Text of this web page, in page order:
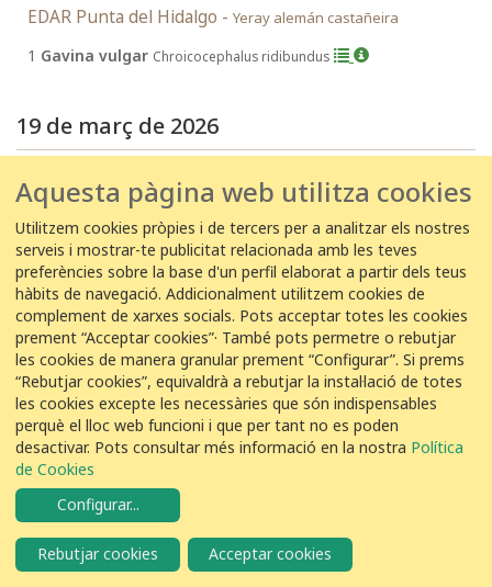
EDAR Punta del Hidalgo - Yeray alemán castañeira
1 Gavina vulgar Chroicocephalus ridibundus
19 de març de 2026
EDAR Palencia -Beatriz Cabello Pérez
25Gavina vulgar Chroicocephalus ridibundus
17 de març de 2026
17/03/2026 09:25:00
EDAR Palamós -Eduard Mitjà Roura
1Gavina vulgar Chroicocephalus ridibundus
13 de març de 2026
13/03/2026 11:48:00
EDAR Punta del Hidalgo -Mario Rodriguez Rguez
Aquesta pàgina web utilitza cookies
Utilitzem cookies pròpies i de tercers per a analitzar els nostres
serveis i mostrar-te publicitat relacionada amb les teves
preferències sobre la base d'un perfil elaborat a partir dels teus
hàbits de navegació. Addicionalment utilitzem cookies de
complement de xarxes socials. Pots acceptar totes les cookies
prement “Acceptar cookies”· També pots permetre o rebutjar
les cookies de manera granular prement “Configurar”. Si prems
“Rebutjar cookies”, equivaldrà a rebutjar la instal·lació de totes
les cookies excepte les necessàries que són indispensables
perquè el lloc web funcioni i que per tant no es poden
desactivar. Pots consultar més informació en la nostra Política
de Cookies
Configurar...
Rebutjar cookies Acceptar cookies